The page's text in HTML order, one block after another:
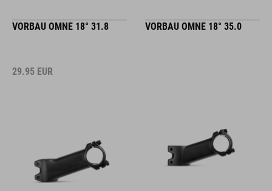
VORBAU OMNE 18° 31.8
29.95 EUR
VORBAU OMNE 18° 35.0